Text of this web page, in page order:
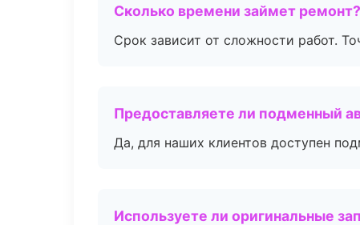
Сколько времени займет ремонт?
Срок зависит от сложности работ.
Предоставляете ли подменный
Да, для наших клиентов доступен
Используете ли оригинальные